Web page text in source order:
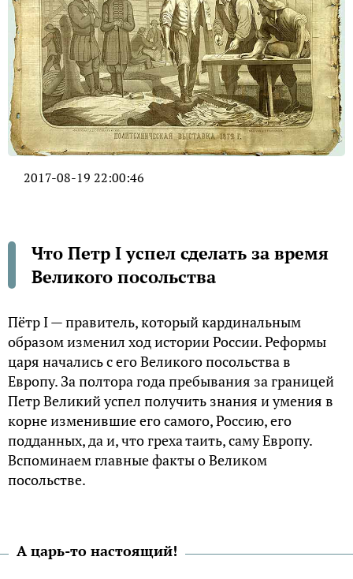
2017-08-19 22:00:46
Что Петр I успел сделать за время
Великого посольства
Пётр I — правитель, который кардинальным
образом изменил ход истории России. Реформы
царя начались с его Великого посольства в
Европу. За полтора года пребывания за границей
Петр Великий успел получить знания и умения в
корне изменившие его самого, Россию, его
подданных, да и, что греха таить, саму Европу.
Вспоминаем главные факты о Великом
посольстве.
А царь-то настоящий!